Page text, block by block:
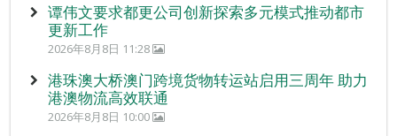
谭伟文要求都更公司创新探索多元模式推动都市
更新工作
2026年8月8日 11:28
港珠澳大桥澳门跨境货物转运站启用三周年 助力
港澳物流高效联通
2026年8月8日 10:00